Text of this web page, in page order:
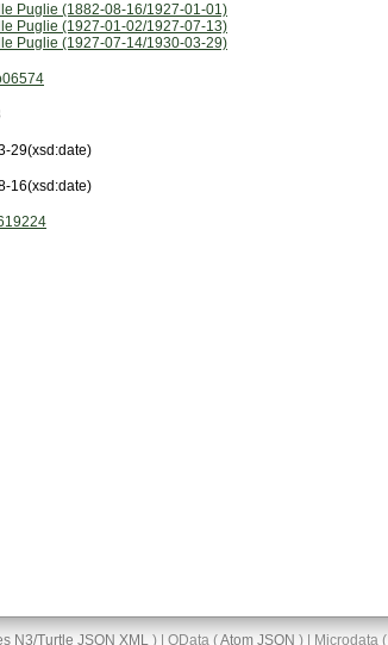
Puglie (1882-08-16/1927-01-01)
Puglie (1927-01-02/1927-07-13)
Puglie (1927-07-14/1930-03-29)
29(xsd:date)
16(xsd:date)
N3/Turtle JSON XML) | OData (Atom JSON ) | Microdata (